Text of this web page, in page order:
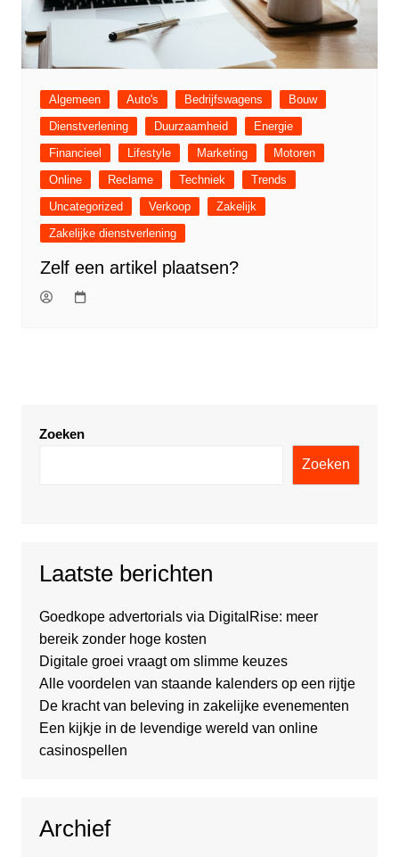
Algemeen Auto's Bedrijfswagens
Bouw
Dienstverlening
Duurzaamheid
Energie
Financieel
Lifestyle Marketing
Motoren
Online
Reclame Techniek
Trends
Uncategorized
Verkoop
Zakelijk
Zakelijke dienstverlening
Zelf een artikel plaatsen?
Zoeken
Zoeken
Laatste berichten
Goedkope advertorials via DigitalRise: meer
bereik zonder hoge kosten
Digitale groei vraagt om slimme keuzes
Alle voordelen van staande kalenders op een rijtje
De kracht van beleving in zakelijke evenementen
Een kijkje in de levendige wereld van online
casinospellen
Archief